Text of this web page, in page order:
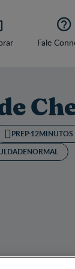

Fale
PREP:12MINUTOS
NORMAL